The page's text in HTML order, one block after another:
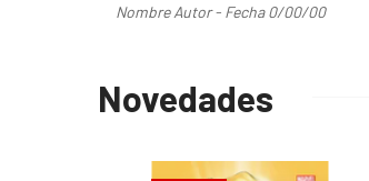
Nombre Autor - Fecha 0/00/00
Novedades